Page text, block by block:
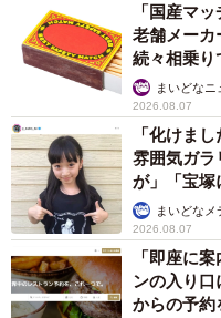
「国産マ
老舗メー
続々相乗り
まいどなニ
2026.08.07
「化けま
雰囲気ガ
が」「宝塚
まいどなメ
2026.08.07
「即座に
ンの入り
からの予約